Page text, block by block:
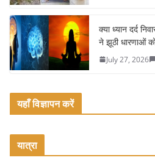
क्या ध्यान दर्द
ने झूठी धारणाओं
July 27, 2026
यहाँ विज्ञापन करें
यात्रा